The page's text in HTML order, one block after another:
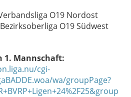
O19 Nordost
O19 Südwest
1. Mannschaft:
cgi-
wa/groupPage?